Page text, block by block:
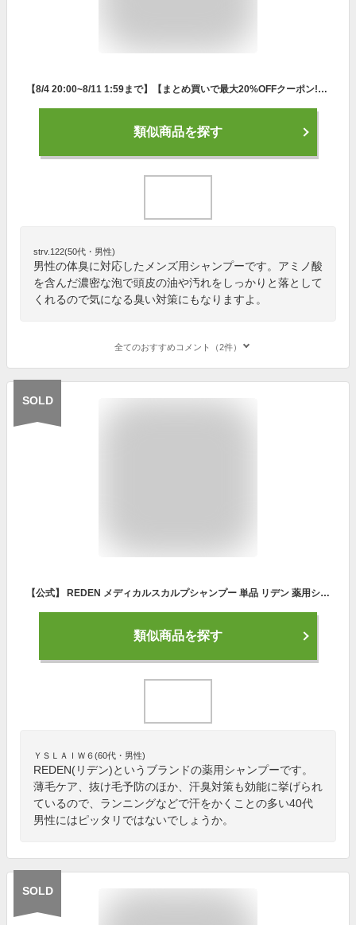
【8/4 20:00~8/11 1:59まで】【まとめ買いで最大20%OFFクーポン!】NILE 濃密泡 スカルプシャンプー 本体ボトル300ml 詰め替え用250ml スカルプケア アミノ酸 メンズシャンプー メンズ シャンプー 頭皮ケア ノンシリコン 男性 美容室 人気
類似商品を探す
strv.122(50代・男性)
男性の体臭に対応したメンズ用シャンプーです。アミノ酸
を含んだ濃密な泡で頭皮の油や汚れをしっかりと落として
くれるので気になる臭い対策にもなりますよ。
全てのおすすめコメント（2件）
SOLD
【公式】 REDEN メディカルスカルプシャンプー 単品 リデン 薬用シャンプー 医薬部外品 スカルプケア スカルプシャンプー リデンシル メンズ 男性用 シャンプー 頭皮 洗浄 ケア 汗臭対策 配合 ふけ ボリュームアップ 薄毛ケア 抜け毛予防
類似商品を探す
ＹＳＬＡＩＷ６(60代・男性)
REDEN(リデン)というブランドの薬用シャンプーです。
薄毛ケア、抜け毛予防のほか、汗臭対策も効能に挙げられ
ているので、ランニングなどで汗をかくことの多い40代
男性にはピッタリではないでしょうか。
SOLD